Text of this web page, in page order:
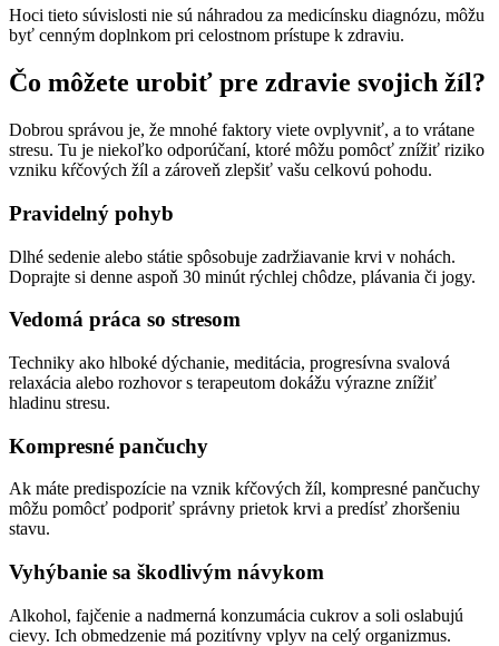
Hoci tieto súvislosti nie sú náhradou za medicínsku diagnózu, môžu
byť cenným doplnkom pri celostnom prístupe k zdraviu.
Čo môžete urobiť pre zdravie svojich žíl?
Dobrou správou je, že mnohé faktory viete ovplyvniť, a to vrátane
stresu. Tu je niekoľko odporúčaní, ktoré môžu pomôcť znížiť riziko
vzniku kŕčových žíl a zároveň zlepšiť vašu celkovú pohodu.
Pravidelný pohyb
Dlhé sedenie alebo státie spôsobuje zadržiavanie krvi v nohách.
Doprajte si denne aspoň 30 minút rýchlej chôdze, plávania či jogy.
Vedomá práca so stresom
Techniky ako hlboké dýchanie, meditácia, progresívna svalová
relaxácia alebo rozhovor s terapeutom dokážu výrazne znížiť
hladinu stresu.
Kompresné pančuchy
Ak máte predispozície na vznik kŕčových žíl, kompresné pančuchy
môžu pomôcť podporiť správny prietok krvi a predísť zhoršeniu
stavu.
Vyhýbanie sa škodlivým návykom
Alkohol, fajčenie a nadmerná konzumácia cukrov a soli oslabujú
cievy. Ich obmedzenie má pozitívny vplyv na celý organizmus.